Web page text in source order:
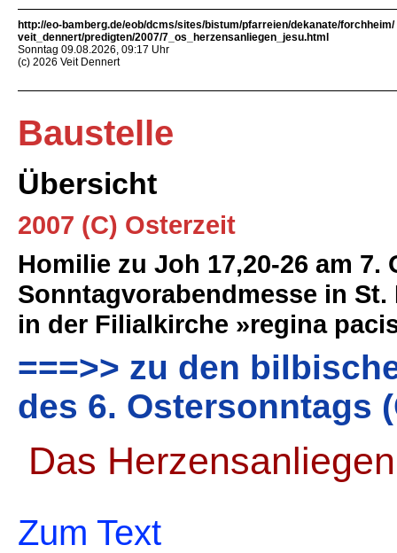
http://eo-bamberg.de/eob/dcms/sites/bistum/pfarreien/dekanate/forchheim/
veit_dennert/predigten/2007/7_os_herzensanliegen_jesu.html
Sonntag 09.08.2026, 09:17 Uhr
(c) 2026 Veit Dennert
Baustelle
Übersicht
2007 (C) Osterzeit
Homilie zu Joh 17,20-26 am
Sonntagvorabendmesse in
in der Filialkirche »regina
===>> zu den
des 6. Ostersonntags
Das
Zum Text